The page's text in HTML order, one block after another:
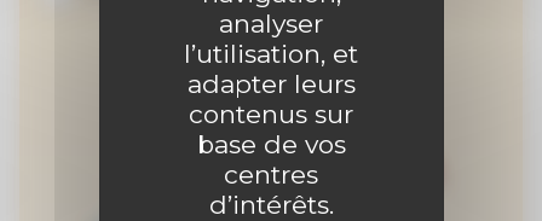
analyser
l’utilisation, et
adapter leurs
contenus sur
base de vos
centres
d’intérêts.